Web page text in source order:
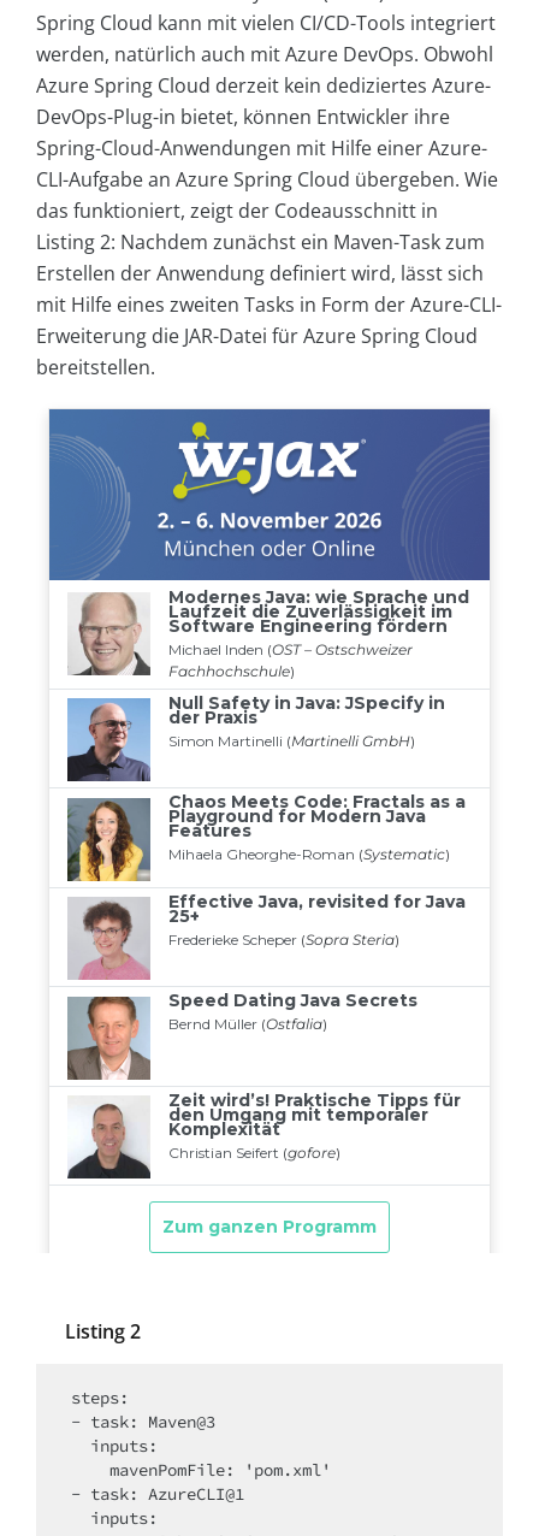
Spring Cloud kann mit vielen CI/CD-Tools integriert
werden, natürlich auch mit Azure DevOps. Obwohl
Azure Spring Cloud derzeit kein dediziertes Azure-
DevOps-Plug-in bietet, können Entwickler ihre
Spring-Cloud-Anwendungen mit Hilfe einer Azure-
CLI-Aufgabe an Azure Spring Cloud übergeben. Wie
das funktioniert, zeigt der Codeausschnitt in
Listing 2: Nachdem zunächst ein Maven-Task zum
Erstellen der Anwendung definiert wird, lässt sich
mit Hilfe eines zweiten Tasks in Form der Azure-CLI-
Erweiterung die JAR-Datei für Azure Spring Cloud
bereitstellen.
Listing 2
steps:
- task: Maven@3
- task: AzureCLI@1